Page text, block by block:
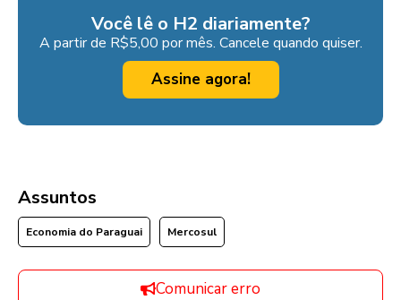
Você lê o H2 diariamente?
A partir de R$5,00 por mês. Cancele quando quiser.
Assine agora!
Assuntos
Economia do Paraguai Mercosul
Comunicar erro